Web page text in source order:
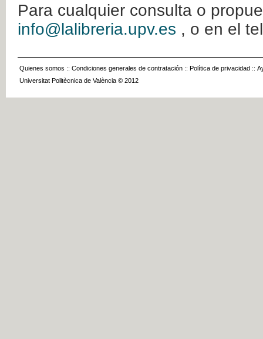
Para cualquier consulta o
info@lalibreria.upv.es , o en el
Quienes somos :: Condiciones generales de contratación :: Política de privacidad ::
Universitat Politècnica de València © 2012